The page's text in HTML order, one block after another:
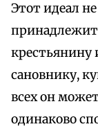
Этот идеал
принадлежит
крестьянину
сановнику,
всех он
одинаково